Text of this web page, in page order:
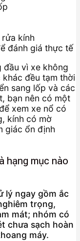
kính
đánh giá thực tế
đầu vì xe không
đều tạm thời
sang lốp và các
bạn nên có một
xem xe nổ có
kính có mờ
giác ổn định
hạng mục nào
lý ngay gồm ắc
trọng,
mát; nhóm có
chưa sạch hoàn
máy.